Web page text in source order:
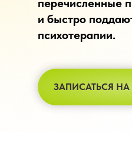
ЗАПИСАТЬСЯ
перечисленные
и быстро
психотерапии.